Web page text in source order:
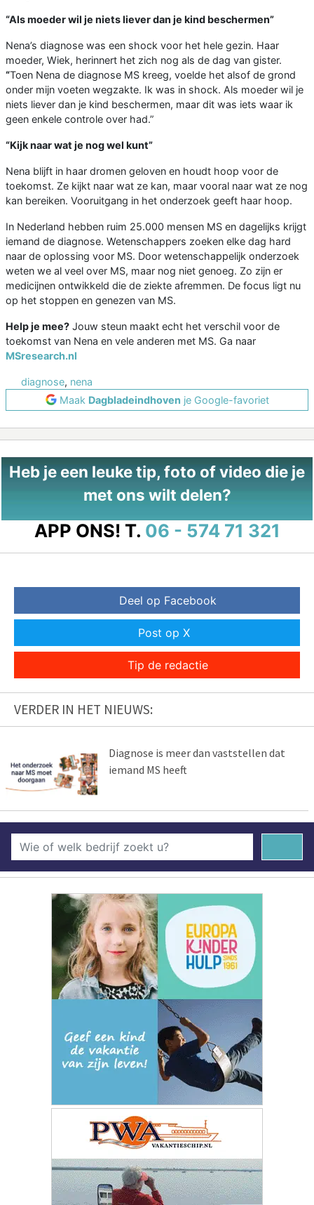
“Als moeder wil je niets liever dan je kind beschermen”
Nena’s diagnose was een shock voor het hele gezin. Haar
moeder, Wiek, herinnert het zich nog als de dag van gister.
“Toen Nena de diagnose MS kreeg, voelde het alsof de grond
onder mijn voeten wegzakte. Ik was in shock. Als moeder wil je
niets liever dan je kind beschermen, maar dit was iets waar ik
geen enkele controle over had.”
“Kijk naar wat je nog wel kunt”
Nena blijft in haar dromen geloven en houdt hoop voor de
toekomst. Ze kijkt naar wat ze kan, maar vooral naar wat ze nog
kan bereiken. Vooruitgang in het onderzoek geeft haar hoop.
In Nederland hebben ruim 25.000 mensen MS en dagelijks krijgt
iemand de diagnose. Wetenschappers zoeken elke dag hard
naar de oplossing voor MS. Door wetenschappelijk onderzoek
weten we al veel over MS, maar nog niet genoeg. Zo zijn er
medicijnen ontwikkeld die de ziekte afremmen. De focus ligt nu
op het stoppen en genezen van MS.
Help je mee? Jouw steun maakt echt het verschil voor de
toekomst van Nena en vele anderen met MS. Ga naar
MSresearch.nl
diagnose, nena
Maak Dagbladeindhoven je Google-favoriet
Heb je een leuke tip, foto of video die je
met ons wilt delen?
APP ONS! T. 06 - 574 71 321
Deel op Facebook
Post op X
Tip de redactie
VERDER IN HET NIEUWS:
Diagnose is meer dan vaststellen dat
iemand MS heeft